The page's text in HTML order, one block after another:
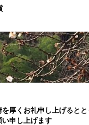
厚くお礼申し上げると
申し上げます